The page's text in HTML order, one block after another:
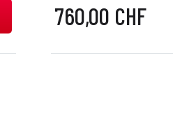
760,00 CHF